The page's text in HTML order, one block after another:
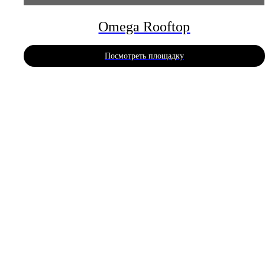
Omega Rooftop
Посмотреть площадку
© Все права защищены, 2026